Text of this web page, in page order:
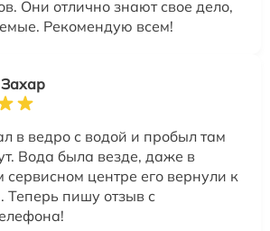
Они отлично знают свое дело,
Рекомендую всем!
в ведро с водой и пробыл там
Вода была везде, даже в
сервисном центре его вернули к
Теперь пишу отзыв с